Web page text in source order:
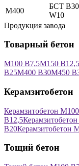
М400
БСТ
W10
Продукция завода
Товарный бетон
М100 В7,5М150 В12,5
В25М400 В30М450
Керамзитобетон
Керамзитобетон
В12,5
В20Керамзитобетон
Тощий бетон